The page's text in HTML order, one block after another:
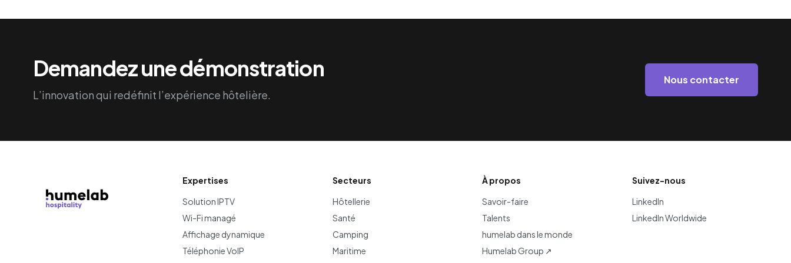
Demandez une démonstration
L’innovation qui redéfinit l’expérience hôtelière.
Nous contacter
Expertises
Solution IPTV
Wi-Fi managé
Affichage dynamique
Téléphonie VoIP
Secteurs
Hôtellerie
Santé
Camping
Maritime
À propos
Savoir-faire
Talents
humelab dans le monde
Humelab Group ↗
Suivez-nous
LinkedIn
LinkedIn Worldwide